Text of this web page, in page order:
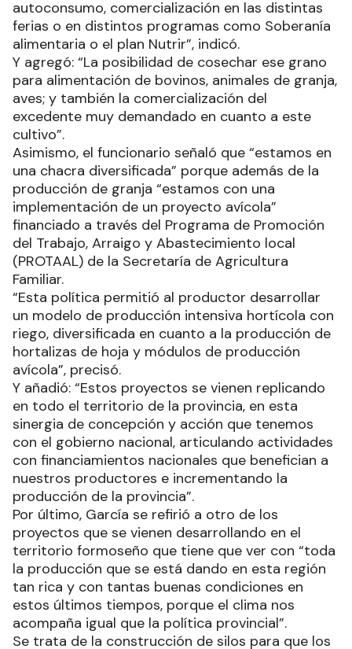
autoconsumo, comercialización en las distintas
ferias o en distintos programas como Soberanía
alimentaria o el plan Nutrir”, indicó.
Y agregó: “La posibilidad de cosechar ese grano
para alimentación de bovinos, animales de granja,
aves; y también la comercialización del
excedente muy demandado en cuanto a este
cultivo”.
Asimismo, el funcionario señaló que “estamos en
una chacra diversificada” porque además de la
producción de granja “estamos con una
implementación de un proyecto avícola”
financiado a través del Programa de Promoción
del Trabajo, Arraigo y Abastecimiento local
(PROTAAL) de la Secretaría de Agricultura
Familiar.
“Esta política permitió al productor desarrollar
un modelo de producción intensiva hortícola con
riego, diversificada en cuanto a la producción de
hortalizas de hoja y módulos de producción
avícola”, precisó.
Y añadió: “Estos proyectos se vienen replicando
en todo el territorio de la provincia, en esta
sinergia de concepción y acción que tenemos
con el gobierno nacional, articulando actividades
con financiamientos nacionales que benefician a
nuestros productores e incrementando la
producción de la provincia”.
Por último, García se refirió a otro de los
proyectos que se vienen desarrollando en el
territorio formoseño que tiene que ver con “toda
la producción que se está dando en esta región
tan rica y con tantas buenas condiciones en
estos últimos tiempos, porque el clima nos
acompaña igual que la política provincial”.
Se trata de la construcción de silos para que los